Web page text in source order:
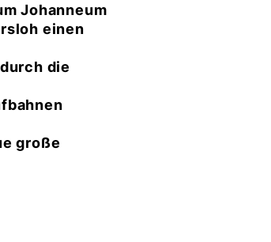
Johanneum
einen
die
große